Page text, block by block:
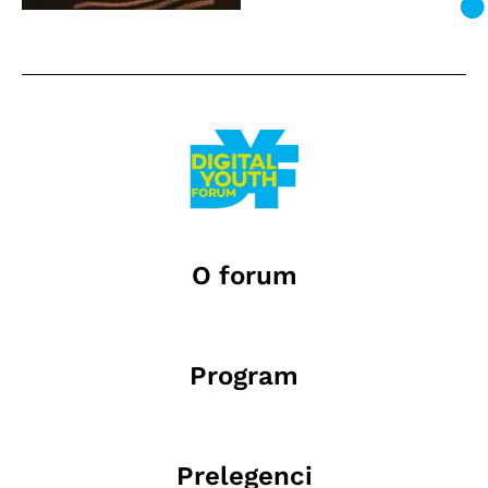
O forum
Program
Prelegenci